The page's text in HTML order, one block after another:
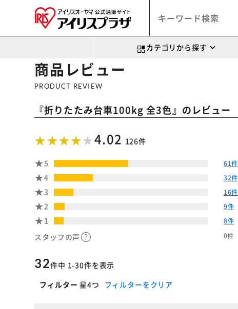
カテゴリから探す
商品レビュー
PRODUCT REVIEW
『折りたたみ台車100kg 全3色』のレビュー
4.02 126件
5 61件
4 32件
3 16件
2 9件
1 8件
スタッフの声 0件
32件中 1-30件を表示
フィルター 星4つ フィルターをクリア